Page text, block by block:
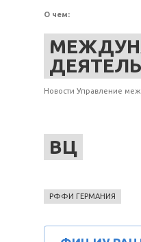
О чем:
Новости Управление
ВЦ
РФФИ ГЕРМАНИЯ